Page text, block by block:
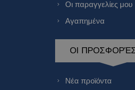
Οι παραγγελίες μου
Αγαπημένα
ΟΙ
Νέα προϊόντα